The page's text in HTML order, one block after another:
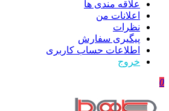
علاقه مندی ها
اعلانات من
نظرات
پیگیری سفارش
اطلاعات حساب كاربری
خروج
0